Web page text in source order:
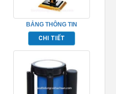
BẢNG THÔNG TIN
TP692012
CHI TIẾT